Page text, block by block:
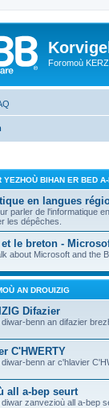
Foromoù
YEZHOÙ BIHAN ER BED
en langues
parler de l'informatique
les dépêches.
le breton -
about Microsoft and the
AN DROUIZIG
Difazier
benn an difazier
C'HWERTY
benn ar c'hlavier
all a-bep seurt
zanvezioù all a-bep